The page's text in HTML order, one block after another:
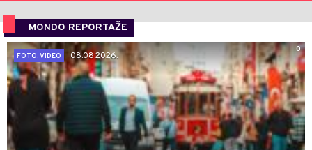
MONDO REPORTAŽE
0
FOTO, VIDEO
08.08.2026.